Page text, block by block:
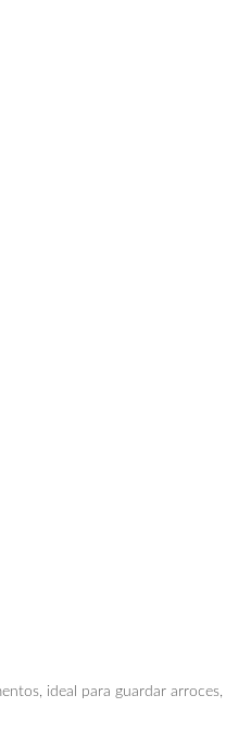
ideal para guardar arroces,